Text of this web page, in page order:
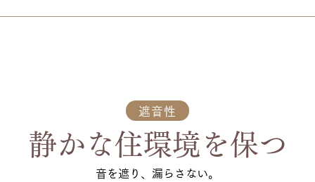
遮音性
静かな住環境を保つ
音を遮り、漏らさない。